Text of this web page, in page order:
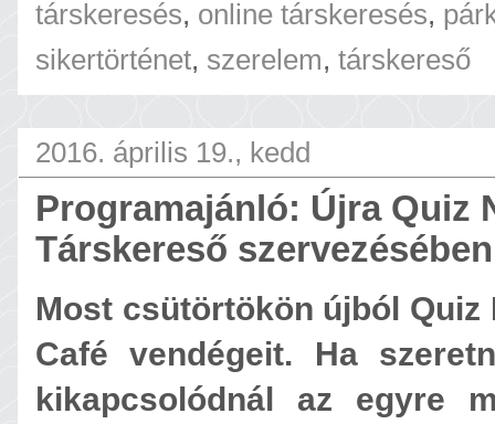
társkeresés, online társkeresés,
sikertörténet, szerelem, társkereső
2016. április 19., kedd
Programajánló: Újra Quiz
Társkereső szervezésében
Most csütörtökön újból
Café vendégeit. Ha
kikapcsolódnál az egyre